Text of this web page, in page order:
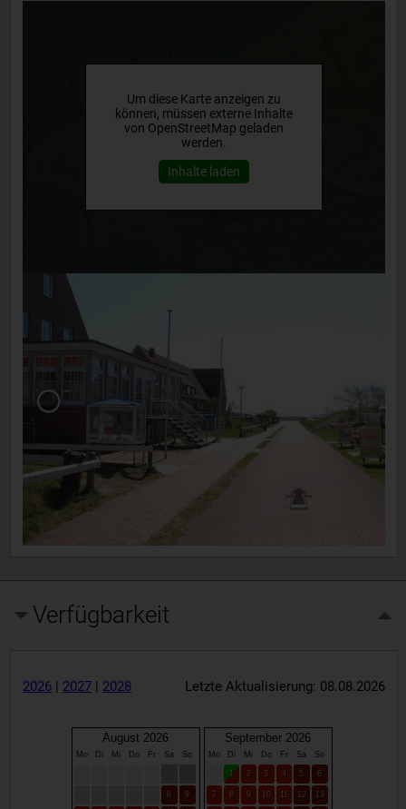
Um diese Karte anzeigen zu
können, müssen externe Inhalte
von OpenStreetMap geladen
werden.
Inhalte laden
Verfügbarkeit
2026| 2027| 2028 Letzte Aktualisierung: 08.08.2026
August 2026
Mo Di Mi Do Fr Sa So
8 9
September 2026
Mo Di Mi Do Fr Sa So
1 2 3 4 5 6
7 8 9 10 11 12 13